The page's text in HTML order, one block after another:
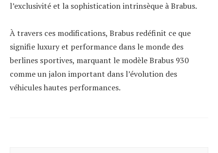
l’exclusivité et la sophistication intrinsèque à Brabus.
À travers ces modifications, Brabus redéfinit ce que
signifie luxury et performance dans le monde des
berlines sportives, marquant le modèle Brabus 930
comme un jalon important dans l’évolution des
véhicules hautes performances.